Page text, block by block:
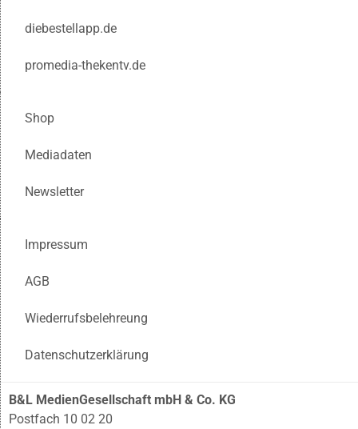
diebestellapp.de
promedia-thekentv.de
Shop
Mediadaten
Newsletter
Impressum
AGB
Wiederrufsbelehreung
Datenschutzerklärung
B&L MedienGesellschaft mbH & Co. KG
Postfach 10 02 20